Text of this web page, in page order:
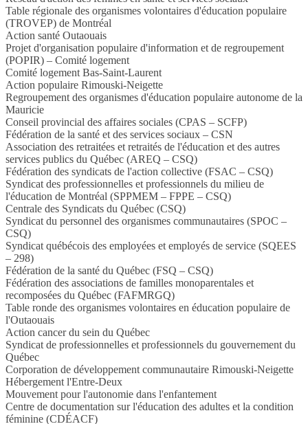
Table régionale des organismes volontaires d'éducation populaire
(TROVEP) de Montréal
Action santé Outaouais
Projet d'organisation populaire d'information et de regroupement
(POPIR) – Comité logement
Comité logement Bas-Saint-Laurent
Action populaire Rimouski-Neigette
Regroupement des organismes d'éducation populaire autonome de la
Mauricie
Conseil provincial des affaires sociales (CPAS – SCFP)
Fédération de la santé et des services sociaux – CSN
Association des retraitées et retraités de l'éducation et des autres
services publics du Québec (AREQ – CSQ)
Fédération des syndicats de l'action collective (FSAC – CSQ)
Syndicat des professionnelles et professionnels du milieu de
l'éducation de Montréal (SPPMEM – FPPE – CSQ)
Centrale des Syndicats du Québec (CSQ)
Syndicat du personnel des organismes communautaires (SPOC –
CSQ)
Syndicat québécois des employées et employés de service (SQEES
– 298)
Fédération de la santé du Québec (FSQ – CSQ)
Fédération des associations de familles monoparentales et
recomposées du Québec (FAFMRGQ)
Table ronde des organismes volontaires en éducation populaire de
l'Outaouais
Action cancer du sein du Québec
Syndicat de professionnelles et professionnels du gouvernement du
Québec
Corporation de développement communautaire Rimouski-Neigette
Hébergement l'Entre-Deux
Mouvement pour l'autonomie dans l'enfantement
Centre de documentation sur l'éducation des adultes et la condition
féminine (CDÉACF)